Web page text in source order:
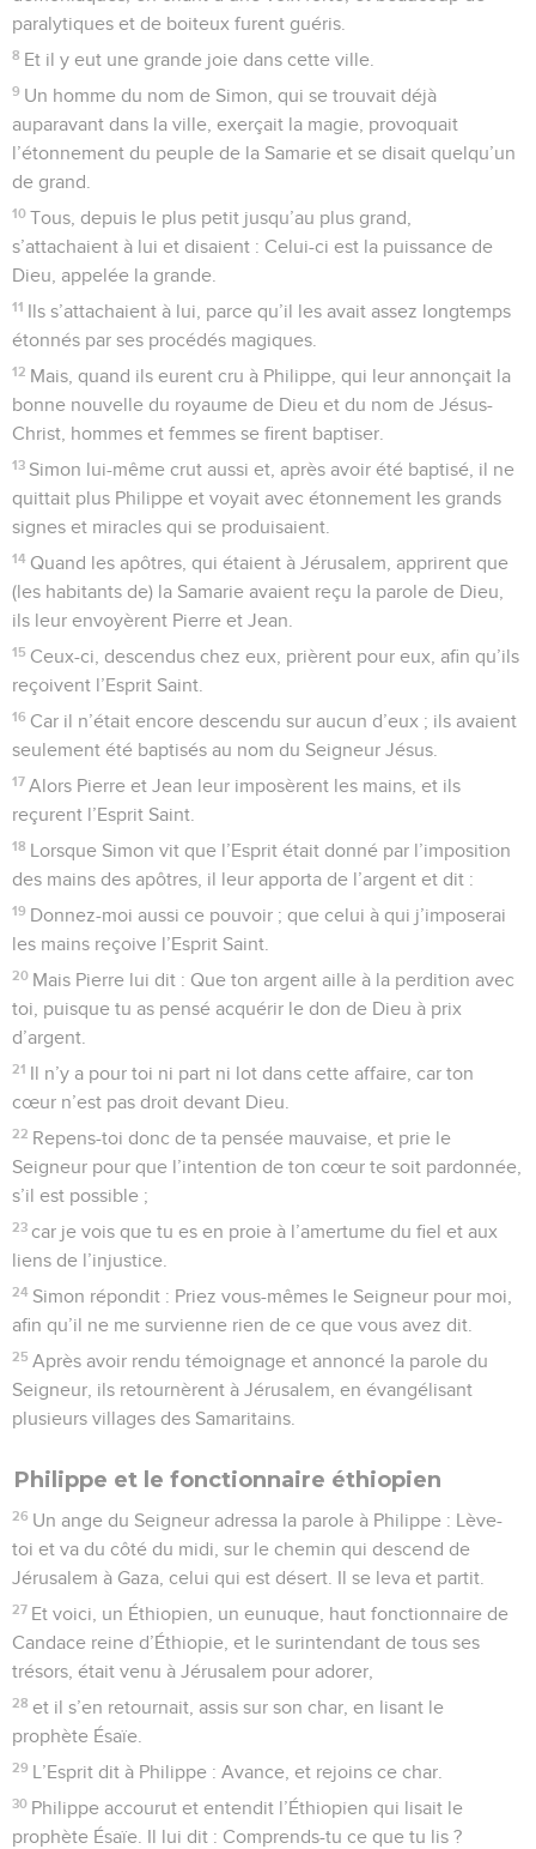
paralytiques et de boiteux furent guéris.
8 Et il y eut une grande joie dans cette ville.
9 Un homme du nom de Simon, qui se trouvait déjà
auparavant dans la ville, exerçait la magie, provoquait
l’étonnement du peuple de la Samarie et se disait quelqu’un
de grand.
10 Tous, depuis le plus petit jusqu’au plus grand,
s’attachaient à lui et disaient : Celui-ci est la puissance de
Dieu, appelée la grande.
11 Ils s’attachaient à lui, parce qu’il les avait assez longtemps
étonnés par ses procédés magiques.
12 Mais, quand ils eurent cru à Philippe, qui leur annonçait la
bonne nouvelle du royaume de Dieu et du nom de Jésus-
Christ, hommes et femmes se firent baptiser.
13 Simon lui-même crut aussi et, après avoir été baptisé, il ne
quittait plus Philippe et voyait avec étonnement les grands
signes et miracles qui se produisaient.
14 Quand les apôtres, qui étaient à Jérusalem, apprirent que
(les habitants de) la Samarie avaient reçu la parole de Dieu,
ils leur envoyèrent Pierre et Jean.
15 Ceux-ci, descendus chez eux, prièrent pour eux, afin qu’ils
reçoivent l’Esprit Saint.
16 Car il n’était encore descendu sur aucun d’eux ; ils avaient
seulement été baptisés au nom du Seigneur Jésus.
17 Alors Pierre et Jean leur imposèrent les mains, et ils
reçurent l’Esprit Saint.
18 Lorsque Simon vit que l’Esprit était donné par l’imposition
des mains des apôtres, il leur apporta de l’argent et dit :
19 Donnez-moi aussi ce pouvoir ; que celui à qui j’imposerai
les mains reçoive l’Esprit Saint.
20 Mais Pierre lui dit : Que ton argent aille à la perdition avec
toi, puisque tu as pensé acquérir le don de Dieu à prix
d’argent.
21 Il n’y a pour toi ni part ni lot dans cette affaire, car ton
cœur n’est pas droit devant Dieu.
22 Repens-toi donc de ta pensée mauvaise, et prie le
Seigneur pour que l’intention de ton cœur te soit pardonnée,
s’il est possible ;
23 car je vois que tu es en proie à l’amertume du fiel et aux
liens de l’injustice.
24 Simon répondit : Priez vous-mêmes le Seigneur pour moi,
afin qu’il ne me survienne rien de ce que vous avez dit.
25 Après avoir rendu témoignage et annoncé la parole du
Seigneur, ils retournèrent à Jérusalem, en évangélisant
plusieurs villages des Samaritains.
Philippe et le fonctionnaire éthiopien
26 Un ange du Seigneur adressa la parole à Philippe : Lève-
toi et va du côté du midi, sur le chemin qui descend de
Jérusalem à Gaza, celui qui est désert. Il se leva et partit.
27 Et voici, un Éthiopien, un eunuque, haut fonctionnaire de
Candace reine d’Éthiopie, et le surintendant de tous ses
trésors, était venu à Jérusalem pour adorer,
28 et il s’en retournait, assis sur son char, en lisant le
prophète Ésaïe.
29 L’Esprit dit à Philippe : Avance, et rejoins ce char.
30 Philippe accourut et entendit l’Éthiopien qui lisait le
prophète Ésaïe. Il lui dit : Comprends-tu ce que tu lis ?